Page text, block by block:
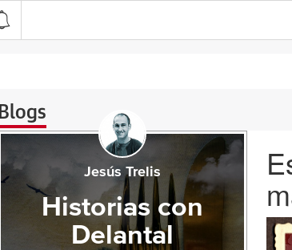
Blogs
Jesús Trelis
Historias con
Delantal